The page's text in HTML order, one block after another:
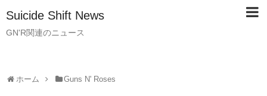
Suicide Shift News
GN'R関連のニュース
ホーム Guns N' Roses